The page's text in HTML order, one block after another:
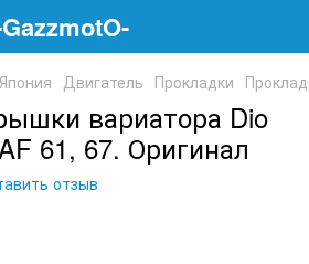
Двигатель Прокладки
вариатора Dio
61, 67. Оригинал
отзыв